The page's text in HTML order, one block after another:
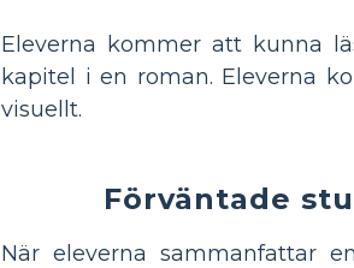
Eleverna kommer att kunna
kapitel i en roman. Eleverna
visuellt.
Förväntade
När eleverna sammanfattar